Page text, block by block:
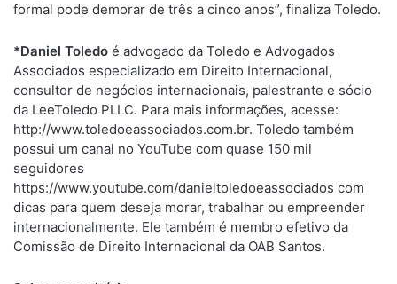
formal pode demorar de três a cinco anos”, finaliza Toledo.
*Daniel Toledo é advogado da Toledo e Advogados
Associados especializado em Direito Internacional,
consultor de negócios internacionais, palestrante e sócio
da LeeToledo PLLC. Para mais informações, acesse:
http://www.toledoeassociados.com.br. Toledo também
possui um canal no YouTube com quase 150 mil
seguidores
https://www.youtube.com/danieltoledoeassociados com
dicas para quem deseja morar, trabalhar ou empreender
internacionalmente. Ele também é membro efetivo da
Comissão de Direito Internacional da OAB Santos.